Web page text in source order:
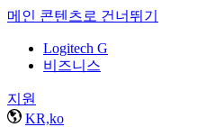
메인 콘텐츠로 건너뛰기
Logitech G
비즈니스
지원
KR,ko